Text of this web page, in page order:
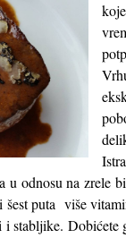
odnosu na zrele
puta više
stabljike. Dobićete